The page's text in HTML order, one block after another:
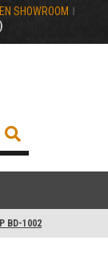
SHOWROOM
)
BD-1002